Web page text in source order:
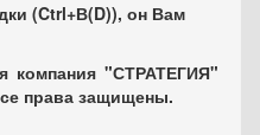
(Ctrl+В(D)), он Вам
компания "СТРАТЕГИЯ"
права защищены.